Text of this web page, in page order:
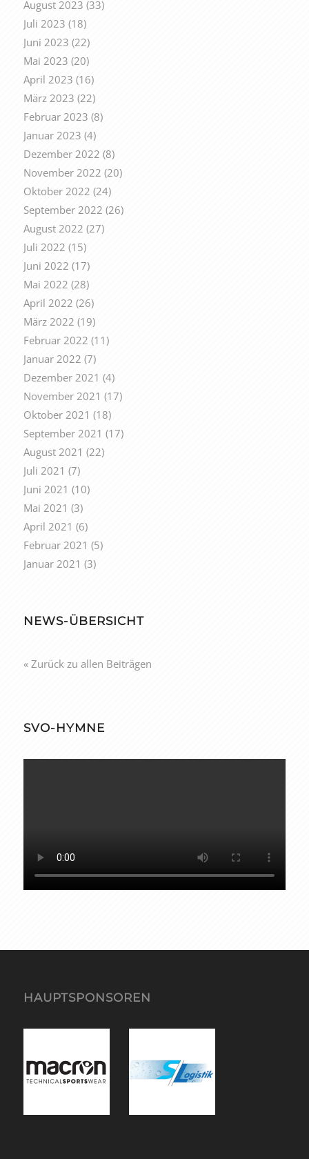
August 2023 (33)
Juli 2023 (18)
Juni 2023 (22)
Mai 2023 (20)
April 2023 (16)
März 2023 (22)
Februar 2023 (8)
Januar 2023 (4)
Dezember 2022 (8)
November 2022 (20)
Oktober 2022 (24)
September 2022 (26)
August 2022 (27)
Juli 2022 (15)
Juni 2022 (17)
Mai 2022 (28)
April 2022 (26)
März 2022 (19)
Februar 2022 (11)
Januar 2022 (7)
Dezember 2021 (4)
November 2021 (17)
Oktober 2021 (18)
September 2021 (17)
August 2021 (22)
Juli 2021 (7)
Juni 2021 (10)
Mai 2021 (3)
April 2021 (6)
Februar 2021 (5)
Januar 2021 (3)
NEWS-ÜBERSICHT
« Zurück zu allen Beiträgen
SVO-HYMNE
HAUPTSPONSOREN